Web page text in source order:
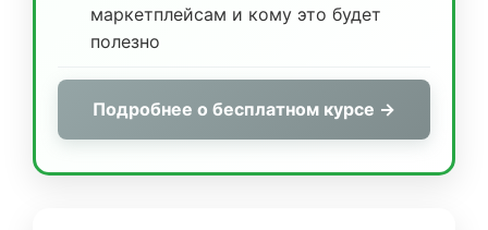
маркетплейсам и кому это будет
полезно
Подробнее о бесплатном курсе →